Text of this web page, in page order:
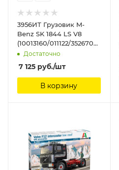
3956ИТ Грузовик M-
Benz SK 1844 LS V8
(10013160/011122/3526709,
ИТАЛИЯ) Italeri 1/24
Достаточно
7 125 руб./шт
В корзину